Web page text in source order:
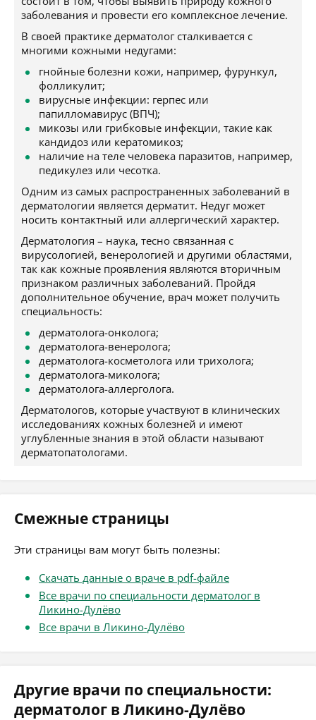
заболевания и провести его комплексное лечение.
В своей практике дерматолог сталкивается с
многими кожными недугами:
гнойные болезни кожи, например, фурункул,
фолликулит;
вирусные инфекции: герпес или
папилломавирус (ВПЧ);
микозы или грибковые инфекции, такие как
кандидоз или кератомикоз;
наличие на теле человека паразитов, например,
педикулез или чесотка.
Одним из самых распространенных заболеваний в
дерматологии является дерматит. Недуг может
носить контактный или аллергический характер.
Дерматология – наука, тесно связанная с
вирусологией, венерологией и другими областями,
так как кожные проявления являются вторичным
признаком различных заболеваний. Пройдя
дополнительное обучение, врач может получить
специальность:
дерматолога-онколога;
дерматолога-венеролога;
дерматолога-косметолога или трихолога;
дерматолога-миколога;
дерматолога-аллерголога.
Дерматологов, которые участвуют в клинических
исследованиях кожных болезней и имеют
углубленные знания в этой области называют
дерматопатологами.
Смежные страницы
Эти страницы вам могут быть полезны:
Скачать данные о враче в pdf-файле
Все врачи по специальности дерматолог в
Ликино-Дулёво
Все врачи в Ликино-Дулёво
Другие врачи по специальности:
дерматолог в Ликино-Дулёво